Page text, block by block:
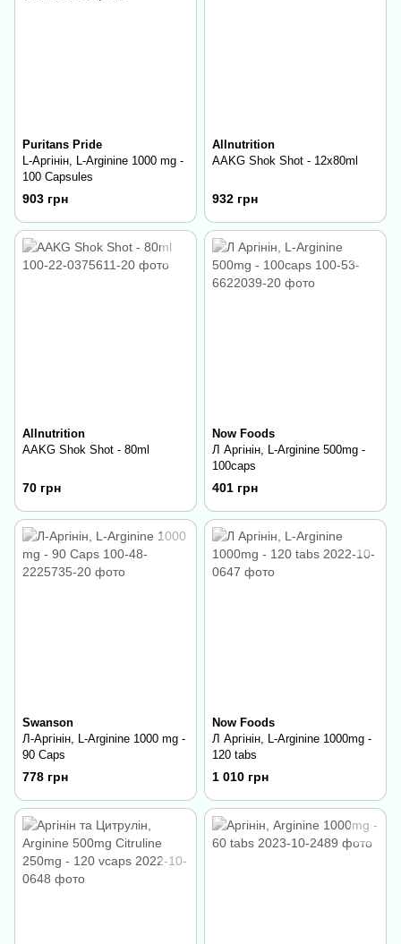
Puritans Pride
L-Аргінін, L-Arginine 1000 mg -
100 Capsules
903 грн
Allnutrition
AAKG Shok Shot - 12x80ml
932 грн
Allnutrition
AAKG Shok Shot - 80ml
70 грн
Now Foods
Л Аргінін, L-Arginine 500mg -
100caps
401 грн
Swanson
Л-Аргінін, L-Arginine 1000 mg -
90 Caps
778 грн
Now Foods
Л Аргінін, L-Arginine 1000mg -
120 tabs
1 010 грн